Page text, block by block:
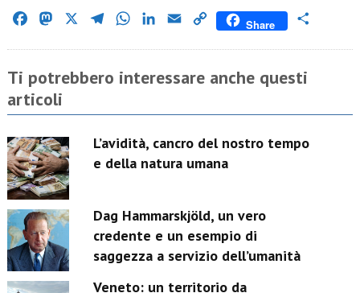
FacebookMastodon TelegramWhatsAppLinkedIn
Email Copy
Share
Ti potrebbero interessare anche questi
articoli
L’avidità, cancro del nostro tempo
e della natura umana
Dag Hammarskjöld, un vero
credente e un esempio di
saggezza a servizio dell’umanità
Veneto: un territorio da